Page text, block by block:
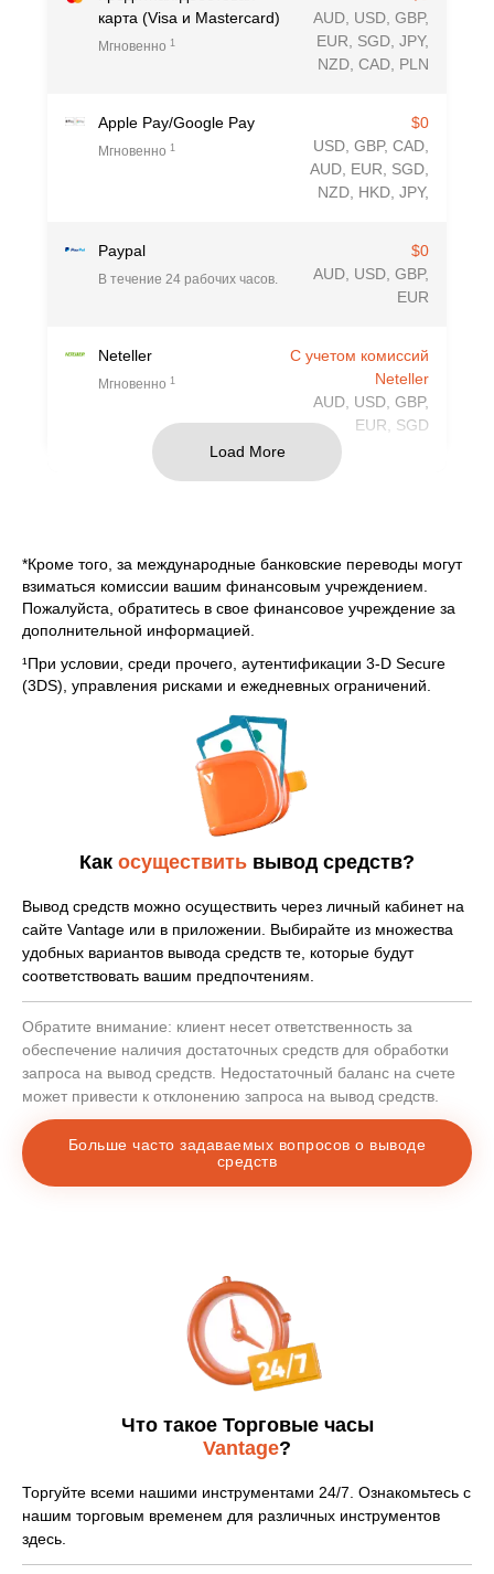
карта (Visa и Mastercard)
Мгновенно 1
AUD, USD, GBP,
EUR, SGD, JPY,
NZD, CAD, PLN
Apple Pay/Google Pay
Мгновенно 1
$0
USD, GBP, CAD,
AUD, EUR, SGD,
NZD, HKD, JPY,
Paypal
В течение 24 рабочих часов.
$0
AUD, USD, GBP,
EUR
Neteller
Мгновенно 1
С учетом комиссий
Neteller
AUD, USD, GBP,
EUR, SGD
Skrill (Moneybookers)
С учетом комиссий
Fasapay
Мгновенно1
$0
Perfect Money
В течение 24 рабочих часов.
$0
bitwallet
$0
Sticpay
В течение 24 рабочих часов.
$0
AUD, EUR, SGD,
NZD, HKD, JPY
India UPI
В течение 24 рабочих часов.
$0
USD, INR
вьетнамский банк
USD
таиландский банк
В течение 24 рабочих часов.
В течение 24 рабочих часов.
Трансфер в
нигерийский банк
$0
USD
Load More
*Кроме того, за международные банковские переводы могут
взиматься комиссии вашим финансовым учреждением.
Пожалуйста, обратитесь в свое финансовое учреждение за
дополнительной информацией.
¹При условии, среди прочего, аутентификации 3-D Secure
(3DS), управления рисками и ежедневных ограничений.
Как осуществить вывод средств?
Вывод средств можно осуществить через личный кабинет на
сайте Vantage или в приложении. Выбирайте из множества
удобных вариантов вывода средств те, которые будут
соответствовать вашим предпочтениям.
Обратите внимание: клиент несет ответственность за
обеспечение наличия достаточных средств для обработки
запроса на вывод средств. Недостаточный баланс на счете
может привести к отклонению запроса на вывод средств.
Больше часто задаваемых вопросов о выводе
средств
Что такое Торговые часы
Vantage?
Торгуйте всеми нашими инструментами 24/7. Ознакомьтесь с
нашим торговым временем для различных инструментов
здесь.